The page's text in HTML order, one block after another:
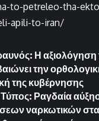
to-petreleo-tha-
apili-to-iran/
Η αξιολόγηση
την
της κυβέρνησης
Ραγδαία
ναρκωτικών